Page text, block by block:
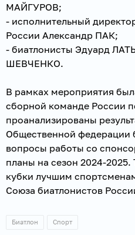
МАЙГУРОВ;
- исполнительный
России Александр ПАК;
- биатлонисты Эдуард
ШЕВЧЕНКО.
В рамках мероприятия
сборной команде России
проанализированы
Общественной федерации
вопросы работы со
планы на сезон 2024-
кубки лучшим
Союза биатлонистов
Биатлон Спорт